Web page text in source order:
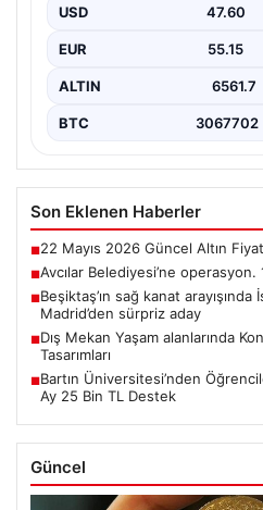
USD 47.60
EUR 55.15
ALTIN 6561.7
BTC 3067702
Son Eklenen Haberler
■22 Mayıs 2026 Güncel Altın
■Avcılar Belediyesi’ne operasyon.
■Beşiktaş’ın sağ kanat arayışında
Madrid’den sürpriz aday
■Dış Mekan Yaşam alanlarında
Tasarımları
■Bartın Üniversitesi’nden
Ay 25 Bin TL Destek
Güncel